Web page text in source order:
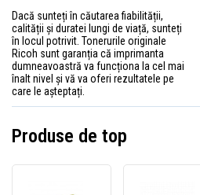
Dacă sunteți în căutarea fiabilității,
calității și duratei lungi de viață, sunteți
în locul potrivit. Tonerurile originale
Ricoh sunt garanția că imprimanta
dumneavoastră va funcționa la cel mai
înalt nivel și vă va oferi rezultatele pe
care le așteptați.
Produse de top